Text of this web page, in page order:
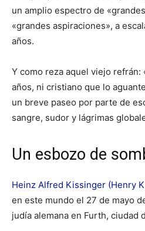
un amplio espectro de
«grandes aspiraciones», a
años.
Y como reza aquel viejo refrán:
años, ni cristiano que lo
un breve paseo por parte de
sangre, sudor y lágrimas
Un esbozo de
Heinz Alfred Kissinger (Henry
en este mundo el 27 de mayo
judía alemana en Furth, ciudad